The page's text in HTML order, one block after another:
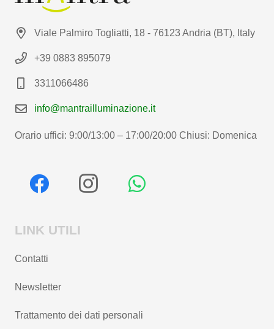
Viale Palmiro Togliatti, 18 - 76123 Andria (BT), Italy
+39 0883 895079
3311066486
info@mantrailluminazione.it
Orario uffici: 9:00/13:00 – 17:00/20:00 Chiusi: Domenica
LINK UTILI
Contatti
Newsletter
Trattamento dei dati personali